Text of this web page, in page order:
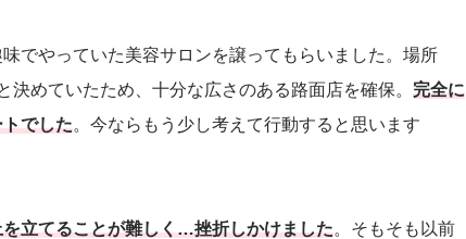
でやっていた美容サロンを譲ってもらいました。場所
めていたため、十分な広さのある路面店を確保。 完全に
でした。今ならもう少し考えて行動すると思います
を立てることが難しく…挫折しかけました。そもそも以前